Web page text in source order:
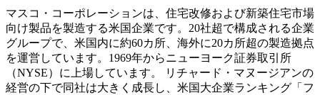
マスコ・コーポレーションは、住宅改修および新築住宅市場
向け製品を製造する米国企業です。20社超で構成される企業
グループで、米国内に約60カ所、海外に20カ所超の製造拠点
を運営しています。1969年からニューヨーク証券取引所
（NYSE）に上場しています。 リチャード・マヌージアンの
経営の下で同社は大きく成長し、米国大企業ランキング「フ